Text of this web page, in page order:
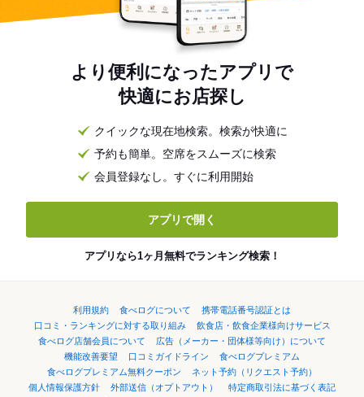
より便利になったアプリで
快適にお店探し
クイックな現在地検索。検索が快適に
予約も簡単。空席をスムーズに検索
会員登録なし。すぐに利用開始
アプリで開く
アプリなら1ヶ月無料でランキング検索！
利用規約 食べログについて
携帯電話番号認証とは
口コミ・ランキングに対する取り組み
飲食店・飲食企業様向けサービス
食べログ店舗会員について
広告（メーカー・団体様等向け）について
機能改善要望
口コミガイドライン
食べログプレミアム
食べログプレミアム無料クーポン
ネット予約（リクエスト予約）
個人情報保護方針
外部送信（オプトアウト）
特定商取引法に基づく表記